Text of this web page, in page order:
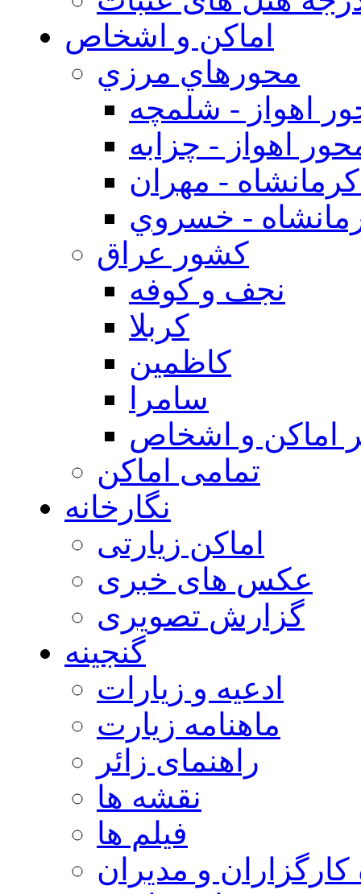
اماکن و اشخاص
محورهاي مرزي
اهواز - شلمچه
اهواز - چزابه
- مهران
- خسروي
كشور عراق
نجف و كوفه
كربلا
كاظمين
سامرا
اماكن و اشخاص
تمامی اماکن
نگارخانه
اماکن زیارتی
عکس های خبری
گزارش تصویری
گنجینه
ادعیه و زیارات
ماهنامه زیارت
راهنمای زائر
نقشه ها
فیلم ها
كارگزاران و مديران